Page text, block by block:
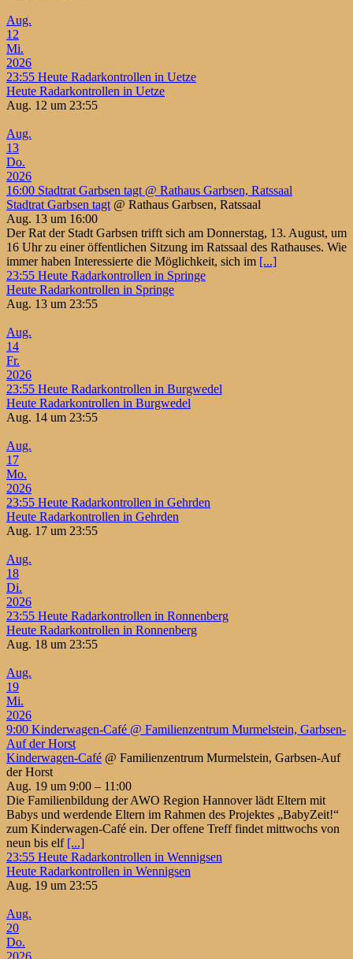
Aug.
12
Mi.
2026
23:55 Heute Radarkontrollen in Uetze
Heute Radarkontrollen in Uetze
Aug. 12 um 23:55
Aug.
13
Do.
2026
16:00 Stadtrat Garbsen tagt @ Rathaus Garbsen, Ratssaal
Stadtrat Garbsen tagt @ Rathaus Garbsen, Ratssaal
Aug. 13 um 16:00
Der Rat der Stadt Garbsen trifft sich am Donnerstag, 13. August, um
16 Uhr zu einer öffentlichen Sitzung im Ratssaal des Rathauses. Wie
immer haben Interessierte die Möglichkeit, sich im [...]
23:55 Heute Radarkontrollen in Springe
Heute Radarkontrollen in Springe
Aug. 13 um 23:55
Aug.
14
Fr.
2026
23:55 Heute Radarkontrollen in Burgwedel
Heute Radarkontrollen in Burgwedel
Aug. 14 um 23:55
Aug.
17
Mo.
2026
23:55 Heute Radarkontrollen in Gehrden
Heute Radarkontrollen in Gehrden
Aug. 17 um 23:55
Aug.
18
Di.
2026
23:55 Heute Radarkontrollen in Ronnenberg
Heute Radarkontrollen in Ronnenberg
Aug. 18 um 23:55
Aug.
19
Mi.
2026
9:00 Kinderwagen-Café @ Familienzentrum Murmelstein, Garbsen-
Auf der Horst
Kinderwagen-Café @ Familienzentrum Murmelstein, Garbsen-Auf
der Horst
Aug. 19 um 9:00 – 11:00
Die Familienbildung der AWO Region Hannover lädt Eltern mit
Babys und werdende Eltern im Rahmen des Projektes „BabyZeit!“
zum Kinderwagen-Café ein. Der offene Treff findet mittwochs von
neun bis elf [...]
23:55 Heute Radarkontrollen in Wennigsen
Heute Radarkontrollen in Wennigsen
Aug. 19 um 23:55
Aug.
20
Do.